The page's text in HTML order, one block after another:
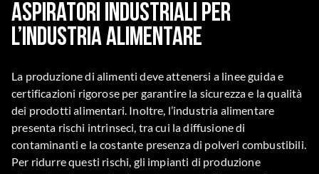
Aspiratori industriali per
l’industria alimentare
La produzione di alimenti deve attenersi a linee guida e
certificazioni rigorose per garantire la sicurezza e la qualità
dei prodotti alimentari. Inoltre, l’industria alimentare
presenta rischi intrinseci, tra cui la diffusione di
contaminanti e la costante presenza di polveri combustibili.
Per ridurre questi rischi, gli impianti di produzione